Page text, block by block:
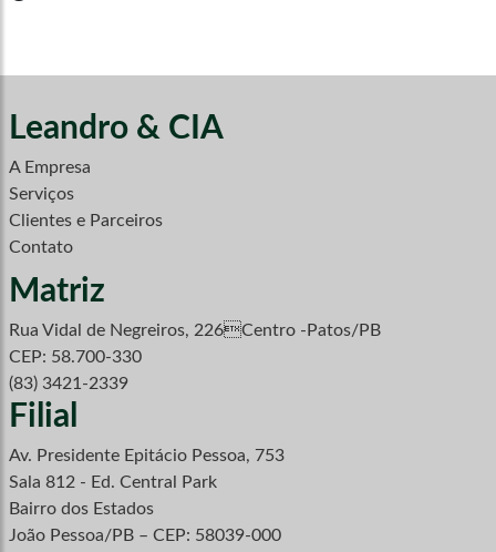
Leandro & CIA
A Empresa
Serviços
Clientes e Parceiros
Contato
Matriz
Rua Vidal de Negreiros, 226Centro -Patos/PB
CEP: 58.700-330
(83) 3421-2339
Filial
Av. Presidente Epitácio Pessoa, 753
Sala 812 - Ed. Central Park
Bairro dos Estados
João Pessoa/PB – CEP: 58039-000